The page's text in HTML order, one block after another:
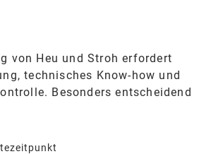
von Heu und Stroh erfordert
technisches Know-how und
Besonders entscheidend